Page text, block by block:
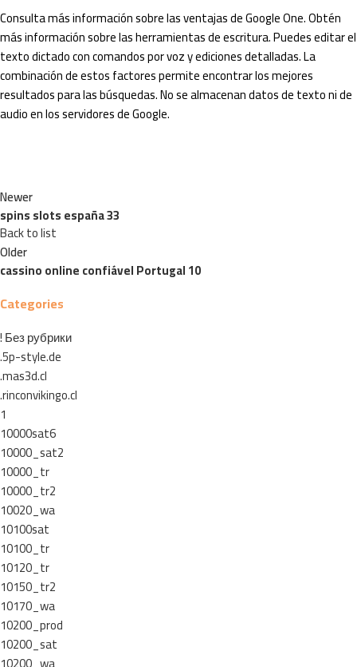
Consulta más información sobre las ventajas de Google One. Obtén
más información sobre las herramientas de escritura. Puedes editar el
texto dictado con comandos por voz y ediciones detalladas. La
combinación de estos factores permite encontrar los mejores
resultados para las búsquedas. No se almacenan datos de texto ni de
audio en los servidores de Google.
Newer
spins slots españa 33
Back to list
Older
cassino online confiável Portugal 10
Categories
! Без рубрики
.5p-style.de
.mas3d.cl
.rinconvikingo.cl
1
10000sat6
10000_sat2
10000_tr
10000_tr2
10020_wa
10100sat
10100_tr
10120_tr
10150_tr2
10170_wa
10200_prod
10200_sat